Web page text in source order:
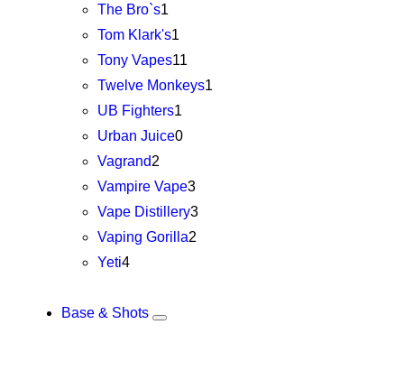
The Bro`s1
Tom Klark's1
Tony Vapes11
Twelve Monkeys1
UB Fighters1
Urban Juice0
Vagrand2
Vampire Vape3
Vape Distillery3
Vaping Gorilla2
Yeti4
Base & Shots